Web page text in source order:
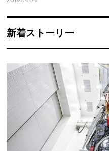
新着ストーリー